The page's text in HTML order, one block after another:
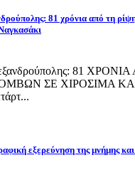
81 χρόνια από τη
81
ΣΕ ΧΙΡΟΣΙΜΑ
εξερεύνηση της μνήμης